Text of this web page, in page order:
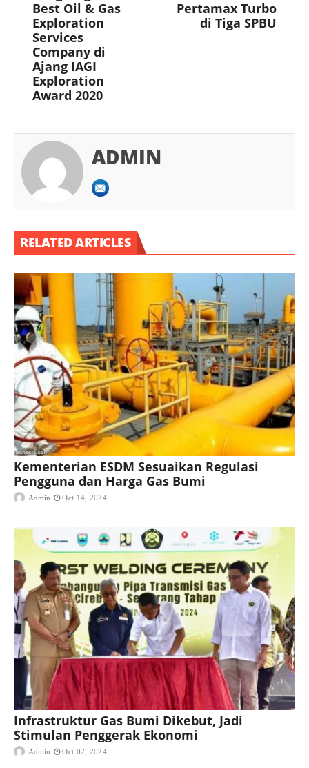
Best Oil & Gas
Exploration
Services
Company di
Ajang IAGI
Exploration
Award 2020
Pertamax Turbo
di Tiga SPBU
ADMIN
RELATED ARTICLES
Kementerian ESDM Sesuaikan Regulasi
Pengguna dan Harga Gas Bumi
Admin Oct 14, 2024
Infrastruktur Gas Bumi Dikebut, Jadi
Stimulan Penggerak Ekonomi
Admin Oct 02, 2024